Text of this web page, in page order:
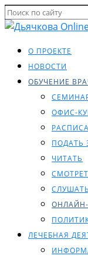
О ПРОЕКТЕ
НОВОСТИ
ОБУЧЕНИЕ
ОФИС-
ПОДАТЬ
ЧИТАТЬ
СЛУШАТЬ
ЛЕЧЕБНАЯ